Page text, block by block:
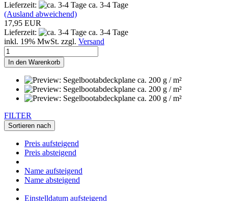
Lieferzeit:
ca. 3-4 Tage
(Ausland abweichend)
17,95 EUR
Lieferzeit:
ca. 3-4 Tage
inkl. 19% MwSt. zzgl. Versand
In den Warenkorb
FILTER
Sortieren nach
Preis aufsteigend
Preis absteigend
Name aufsteigend
Name absteigend
Einstelldatum aufsteigend